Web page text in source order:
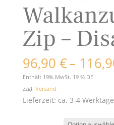
Zip –
96,90 €–
Enthält 19% MwSt. 19 % DE
zzgl. Versand
Lieferzeit: ca. 3-4 Werktage